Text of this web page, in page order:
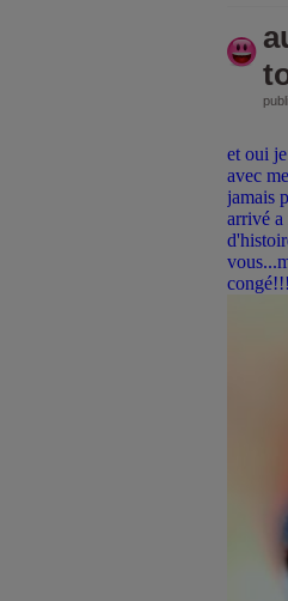
et oui
avec
jamais
arrivé a